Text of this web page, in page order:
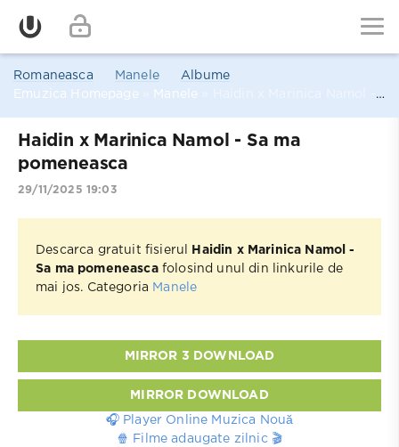
Romaneasca Manele
Albume
Emuzica Homepage
Manele
Haidin x Marinica Namol - Sa ma
pomeneasca
29/11/2025 19:03
Descarca gratuit fisierul
Haidin x Marinica Namol -
Sa ma pomeneascafolosind unul din linkurile de
mai jos. Categoria Manele
MIRROR 3 DOWNLOAD
MIRROR DOWNLOAD
🎧 Player Online Muzica Nouă
🍿 Filme adaugate zilnic 🎬